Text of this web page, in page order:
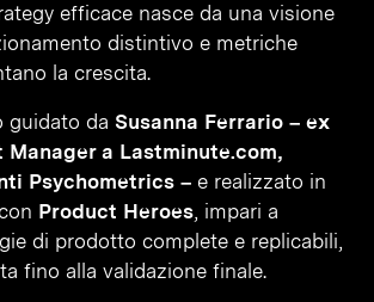
efficace nasce da una visione
distintivo e metriche
la crescita.
guidato da Susanna Ferrario – ex
Manager a Lastminute.com,
Psychometrics – e realizzato in
Product Heroes, impari a
di prodotto complete e replicabili,
fino alla validazione finale.